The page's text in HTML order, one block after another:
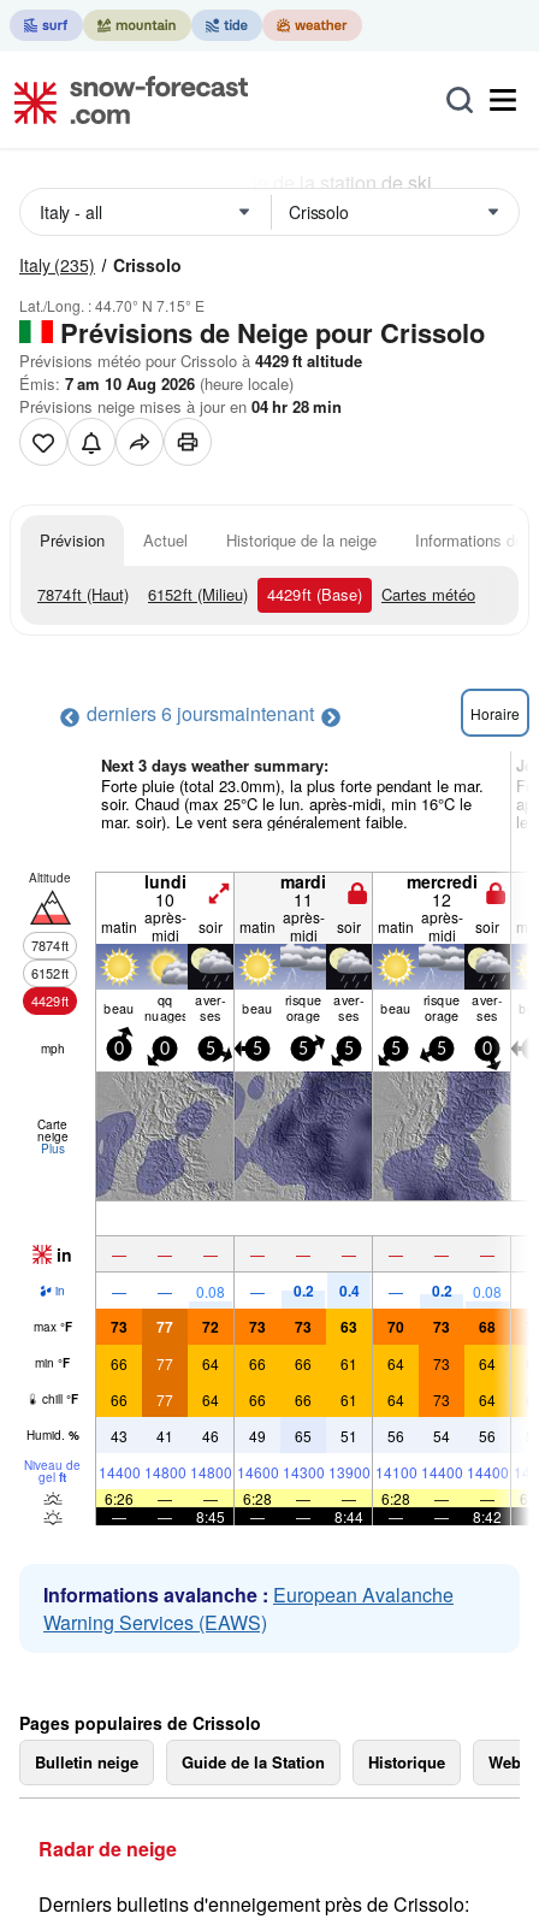
Italy (235) Crissolo
Lat./Long. :44.70° N 7.15° E
Prévisions de Neige pour Crissolo
Prévisions météo pour Crissolo à 4429ft altitude
Émis: 7 am 10 Aug 2026 (heure locale)
Prévisions neige mises à jour en 04hr 28min
Prévision Actuel Historique de la neige Informations du
7874ft (Haut) 6152ft (Milieu) 4429ft (Base) Cartes météo
derniers 6 joursmaintenant Horaire
Next 3 days weather summary:
Forte pluie (total 23.0mm), la plus forte pendant le mar.
soir. Chaud (max 25°C le lun. après-midi, min 16°C le
mar. soir). Le vent sera généralement faible. le
Altitude
7874ft
6152ft
4429ft
lundi
10
mardi
11
mercredi
12
matin après-
midi
soir matin après-
midi
soir matin après-
midi
soir
beau qq
nuages
aver­
ses beau risque
orage
aver­
ses beau risque
orage
aver­
ses
mph 0 0 5 5 5 5 5 5 0
Carte
neige
Plus
in — — — — — — — — —
in — — 0.08 — 0.2 0.4 — 0.2 0.08
max °F 73 77 72 73 73 63 70 73 68
min °F 66 77 64 66 66 61 64 73 64
chill °F 66 77 64 66 66 61 64 73 64
Humid. % 43 41 46 49 65 51 56 54 56
Niveau de
gel ft 14400 14800 14800 14600 14300 13900 14100 14400 14400
6:26
— — 6:28 — — 6:28 — —
—
— 8:45 — — 8:44 — — 8:42
Informations avalanche : European Avalanche
Warning Services (EAWS)
Pages populaires de Crissolo
Bulletin neige Guide de la Station Historique
Radar de neige
Derniers bulletins d'enneigement près de Crissolo: